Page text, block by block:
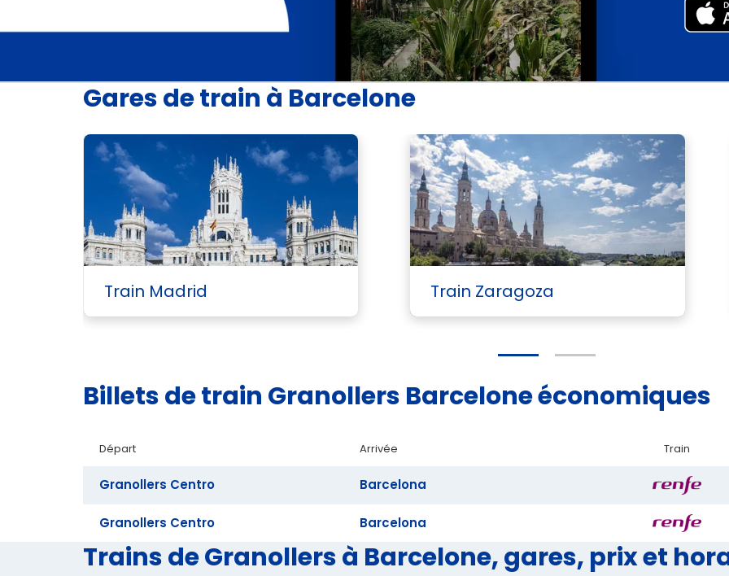
Gares de train à Barcelone
Train Madrid Train Zaragoza
Billets de train Granollers Barcelone économiques
Départ Arrivée Train
Granollers Centro Barcelona
Granollers Centro Barcelona
Trains de Granollers à Barcelone, gares, prix et